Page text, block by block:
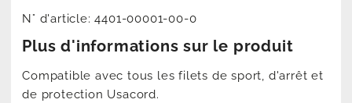
N° d'article:4401-00001-00-0
Plus d'informations sur le produit
Compatible avec tous les filets de sport, d'arrêt et
de protection Usacord.